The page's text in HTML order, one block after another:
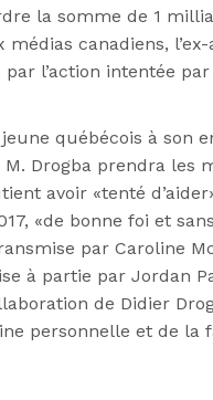
la somme de 1
canadiens,
par l’action intentée
québécois à son
M. Drogba prendra les
avoir «tenté d’aider
«de bonne foi et
par Caroline
à partie par Jordan
de Didier
personnelle et de la